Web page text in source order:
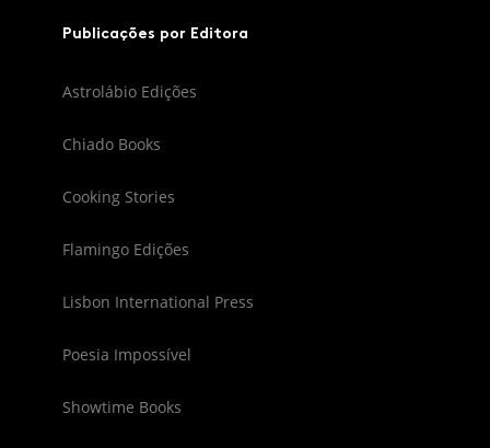
Publicações por Editora
Astrolábio Edições
Chiado Books
Cooking Stories
Flamingo Edições
Lisbon International Press
Poesia Impossível
Showtime Books